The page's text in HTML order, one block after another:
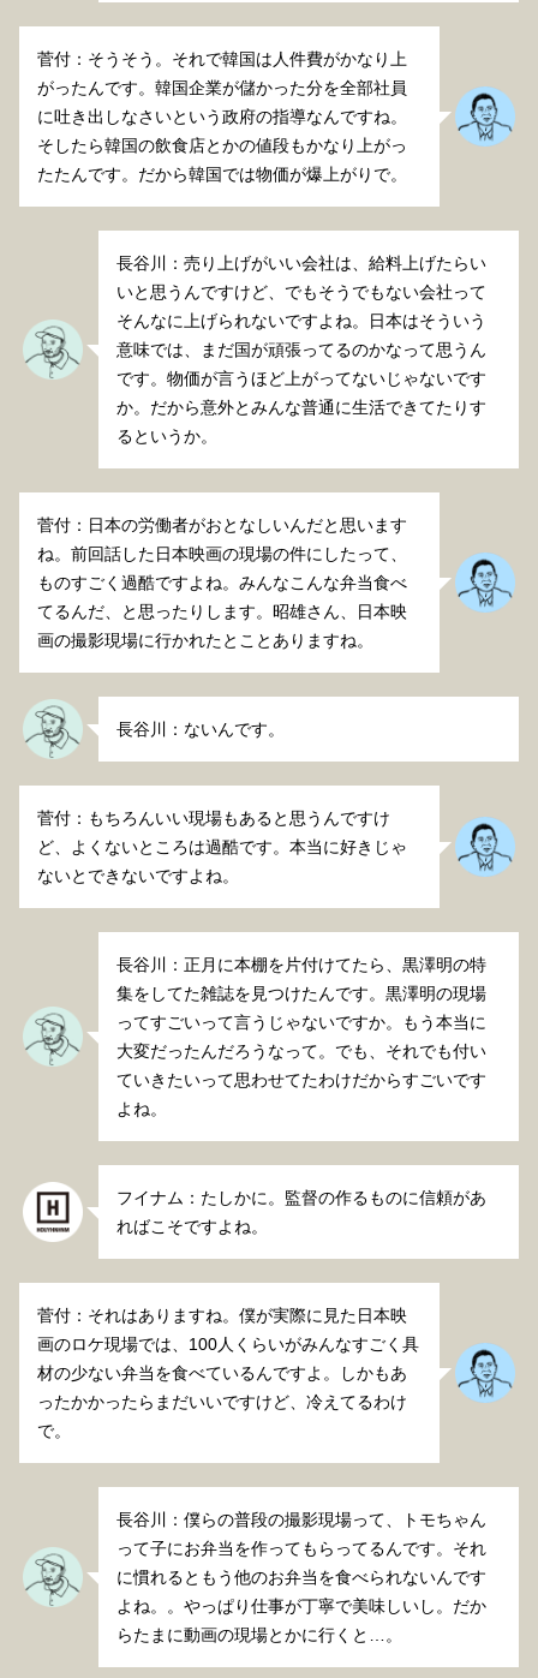
菅付：そうそう。それで韓国は人件費がかなり上
がったんです。韓国企業が儲かった分を全部社員
に吐き出しなさいという政府の指導なんですね。
そしたら韓国の飲食店とかの値段もかなり上がっ
たたんです。だから韓国では物価が爆上がりで。
長谷川：売り上げがいい会社は、給料上げたらい
いと思うんですけど、でもそうでもない会社って
そんなに上げられないですよね。日本はそういう
意味では、まだ国が頑張ってるのかなって思うん
です。物価が言うほど上がってないじゃないです
か。だから意外とみんな普通に生活できてたりす
るというか。
菅付：日本の労働者がおとなしいんだと思います
ね。前回話した日本映画の現場の件にしたって、
ものすごく過酷ですよね。みんなこんな弁当食べ
てるんだ、と思ったりします。昭雄さん、日本映
画の撮影現場に行かれたとことありますね。
長谷川：ないんです。
菅付：もちろんいい現場もあると思うんですけ
ど、よくないところは過酷です。本当に好きじゃ
ないとできないですよね。
長谷川：正月に本棚を片付けてたら、黒澤明の特
集をしてた雑誌を見つけたんです。黒澤明の現場
ってすごいって言うじゃないですか。もう本当に
大変だったんだろうなって。でも、それでも付い
ていきたいって思わせてたわけだからすごいです
よね。
フイナム：たしかに。監督の作るものに信頼があ
ればこそですよね。
菅付：それはありますね。僕が実際に見た日本映
画のロケ現場では、100人くらいがみんなすごく具
材の少ない弁当を食べているんですよ。しかもあ
ったかかったらまだいいですけど、冷えてるわけ
で。
長谷川：僕らの普段の撮影現場って、トモちゃん
って子にお弁当を作ってもらってるんです。それ
に慣れるともう他のお弁当を食べられないんです
よね。。やっぱり仕事が丁寧で美味しいし。だか
らたまに動画の現場とかに行くと…。